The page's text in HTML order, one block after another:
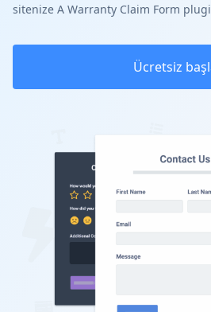
sitenize A Warranty Claim Form
Ücretsiz